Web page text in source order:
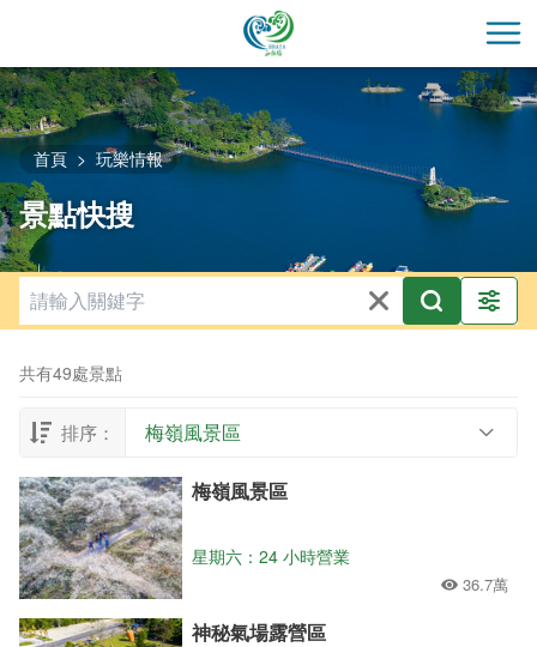
主
要
內
容
區
塊
開
首頁 玩樂情報
景點快搜
共有49處景點
排序： 梅嶺風景區
梅嶺風景區
星期六：24 小時營業
36.7萬
神秘氣場露營區